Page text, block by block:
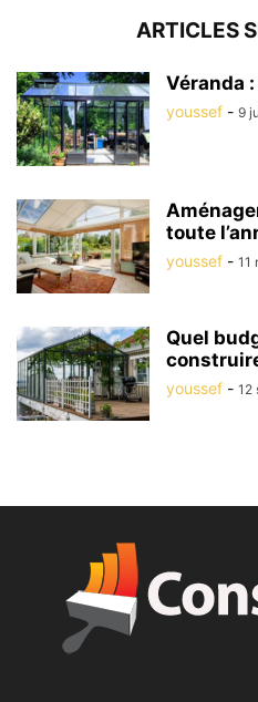
ARTICLES
Véranda
youssef - 9
toute
youssef - 11
Quel
youssef - 12